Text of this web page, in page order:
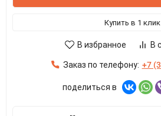
Купить в 1 клик
В избранное В
Заказ по телефону: +7
поделиться в